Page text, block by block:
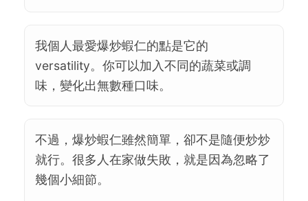
我個人最愛爆炒蝦仁的點是它的
versatility。你可以加入不同的蔬菜或調
味，變化出無數種口味。
不過，爆炒蝦仁雖然簡單，卻不是隨便炒炒
就行。很多人在家做失敗，就是因為忽略了
幾個小細節。